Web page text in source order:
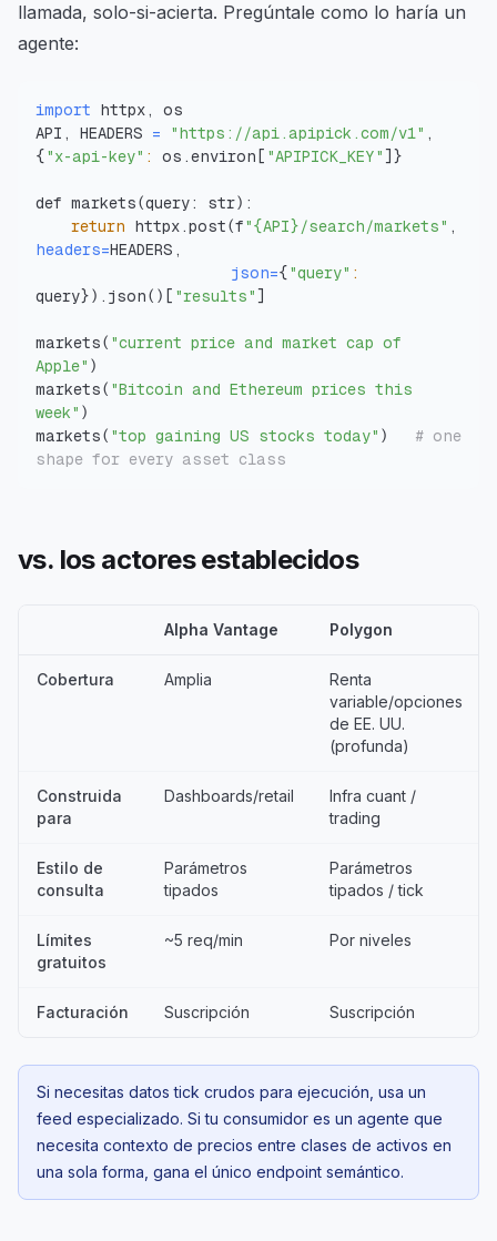
llamada, solo-si-acierta. Pregúntale como lo haría un
agente:
import
API, HEADERS = "https://api.apipick.com/v1"
{ "x-api-key" : os.environ [ "APIPICK_KEY" ] }
def markets(query: str)
return httpx.post(f"{API}/search/markets"
headers=
json={ "query" :
query}) .json( ) [ "results" ]
markets( "current price and market cap of
Apple" )
markets( "Bitcoin and Ethereum prices this
week" )
markets( "top gaining US stocks today" )
# one
shape for every asset class
vs. los actores establecidos
Alpha Vantage Polygon
Cobertura Amplia
Renta
variable/opciones
de EE. UU.
(profunda)
Construida
para
Dashboards/retail
Infra cuant /
trading
Estilo de
consulta
Parámetros
tipados
Parámetros
tipados / tick
Límites
gratuitos
~5 req/min Por niveles
Facturación Suscripción Suscripción
Si necesitas datos tick crudos para ejecución, usa un
feed especializado. Si tu consumidor es un agente que
necesita contexto de precios entre clases de activos en
una sola forma, gana el único endpoint semántico.